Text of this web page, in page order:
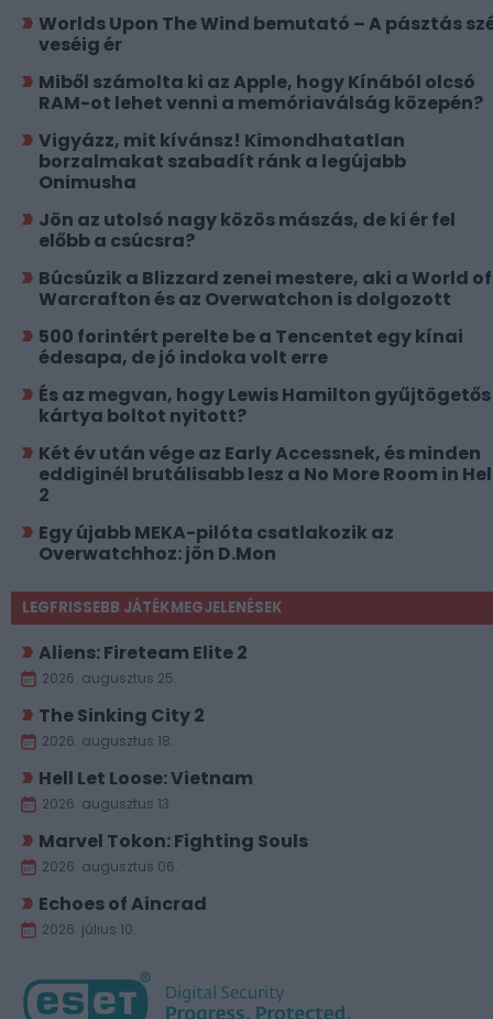
Worlds Upon The Wind bemutató – A pásztás
veséig ér
Miből számolta ki az Apple, hogy Kínából olcsó
RAM-ot lehet venni a memóriaválság közepén?
Vigyázz, mit kívánsz! Kimondhatatlan
borzalmakat szabadít ránk a legújabb
Onimusha
Jön az utolsó nagy közös mászás, de ki ér fel
előbb a csúcsra?
Búcsúzik a Blizzard zenei mestere, aki a World of
Warcrafton és az Overwatchon is dolgozott
500 forintért perelte be a Tencentet egy kínai
édesapa, de jó indoka volt erre
És az megvan, hogy Lewis Hamilton gyűjtögetős
kártya boltot nyitott?
Két év után vége az Early Accessnek, és minden
eddiginél brutálisabb lesz a No More Room in
2
Egy újabb MEKA-pilóta csatlakozik az
Overwatchhoz: jön D.Mon
LEGFRISSEBB JÁTÉKMEGJELENÉSEK
Aliens: Fireteam Elite 2
2026. augusztus 25.
The Sinking City 2
2026. augusztus 18.
Hell Let Loose: Vietnam
2026. augusztus 13.
Marvel Tokon: Fighting Souls
2026. augusztus 06.
Echoes of Aincrad
2026. július 10.